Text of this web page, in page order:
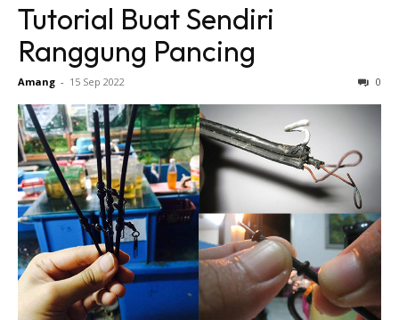
Tutorial Buat Sendiri
Ranggung Pancing
Amang - 15 Sep 2022 0